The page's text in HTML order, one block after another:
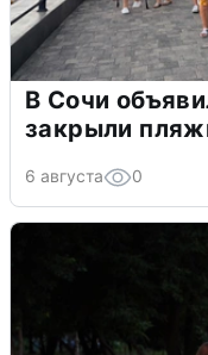
В Сочи
закрыли
6 августа 0